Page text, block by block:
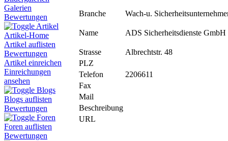
Galerien
Bewertungen
Artikel
Artikel-Home
Artikel auflisten
Bewertungen
Artikel einreichen
Einreichungen
ansehen
Blogs
Blogs auflisten
Bewertungen
Foren
Foren auflisten
Bewertungen
Branche Wach-u.
Name ADS Sicherheitsdienste GmbH
Strasse
Albrechtstr. 48
PLZ
Telefon
2206611
Fax
Mail
Beschreibung
URL